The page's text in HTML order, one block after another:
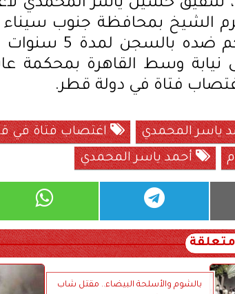
شقيق حسين ياسر المحمدي
الشيخ بمحافظة جنوب سيناء
صدور حكم
نيابة وسط القاهرة بمحكمة
فتاة في دولة قطر.
ياسر المحمدي اغتصاب فتاة في
أحمد ياسر المحمدي
بالشوم والأسلحة البيضاء.. مقتل شاب